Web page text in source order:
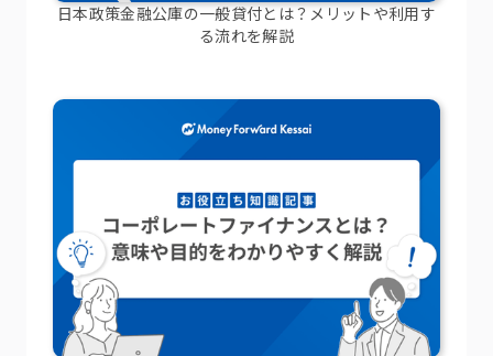
日本政策金融公庫の一般貸付とは？メリットや利用す
る流れを解説